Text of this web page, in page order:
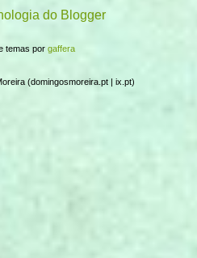
do Blogger
temas por gaffera
(domingosmoreira.pt | ix.pt)